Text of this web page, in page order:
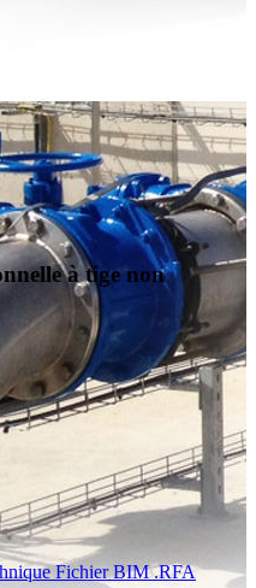
à tige non
Fichier BIM .RFA